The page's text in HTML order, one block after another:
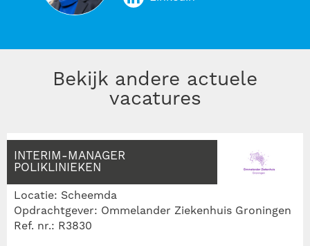
Bekijk andere actuele
vacatures
INTERIM-MANAGER
POLIKLINIEKEN
Locatie: Scheemda
Opdrachtgever: Ommelander Ziekenhuis Groningen
Ref. nr.: R3830